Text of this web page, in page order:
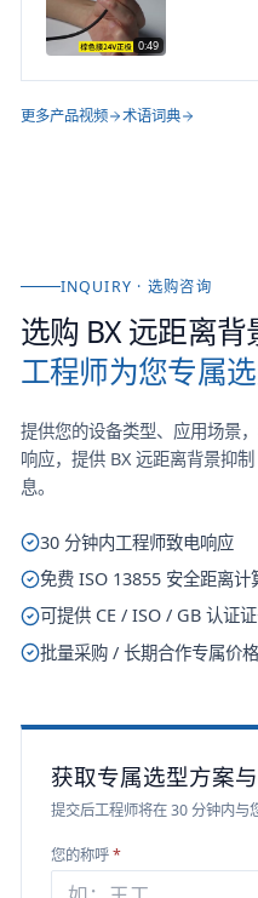
0:49
更多产品视频 术语词典
INQUIRY · 选购咨询
选购 BX 远距离背
工程师为您专属
提供您的设备类型、应用场景
响应，提供 BX 远距离背景抑制
息。
30 分钟内工程师致电响应
免费 ISO 13855 安全距离计
可提供 CE / ISO / GB 认证
批量采购 / 长期合作专属价格
获取专属选型方案
提交后工程师将在 30 分钟内与
您的称呼*